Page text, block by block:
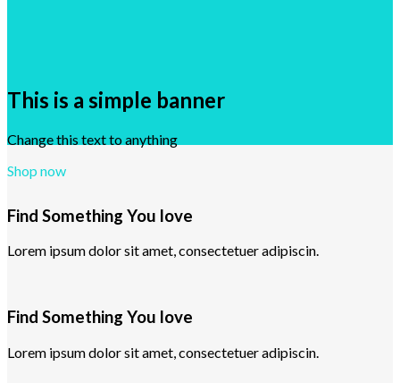
This is a simple banner
Change this text to anything
Shop now
Find Something You love
Lorem ipsum dolor sit amet, consectetuer adipiscin.
Find Something You love
Lorem ipsum dolor sit amet, consectetuer adipiscin.